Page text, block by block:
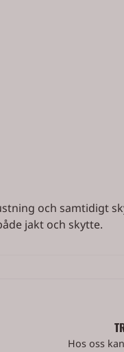
och samtidigt
jakt och skytte.
Hos oss